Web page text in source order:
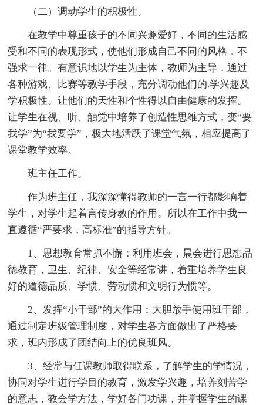
（二）调动学生的积极性。
在教学中尊重孩子的不同兴趣爱好，不同的生活感
受和不同的表现形式，使他们形成自己不同的风格，不
强求一律。有意识地以学生为主体，教师为主导，通过
各种游戏、比赛等教学手段，充分调动他们的.学兴趣及
学积极性。让他们的天性和个性得以自由健康的发挥。
让学生在视、听、触觉中培养了创造性思维方式，变“要
我学”为“我要学”，极大地活跃了课堂气氛，相应提高了
课堂教学效率。
班主任工作。
作为班主任，我深深懂得教师的一言一行都影响着
学生，对学生起着言传身教的作用。所以在工作中我一
直遵循“严要求，高标准”的指导方针。
1、思想教育常抓不懈：利用班会，晨会进行思想品
德教育，卫生、纪律、安全等经常讲，着重培养学生良
好的道德品质、学惯、劳动惯和文明行为惯等。
2、发挥“小干部”的大作用：大胆放手使用班干部，
通过制定班级管理制度，对学生各方面做出了严格要
求，班内形成了团结向上的优良班风。
3、经常与任课教师取得联系，了解学生的学情况，
协同对学生进行学目的教育，激发学兴趣，培养刻苦学
的意志，教会学方法，学好各门功课，并掌握学生的课